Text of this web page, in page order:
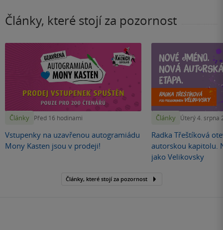
Články, které stojí za pozornost
Články Před 16 hodinami
Vstupenky na uzavřenou autogramiádu
Mony Kasten jsou v prodeji!
Články Úterý 4. srpna
Radka Třeštíková
autorskou kapitolu.
jako Velikovsky
Články, které stojí za pozornost